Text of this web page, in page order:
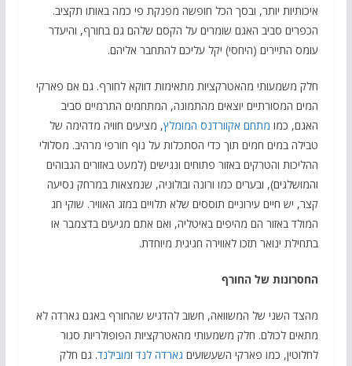
איכותיות יותר, ובסך הכל חופשה מפנקת פי כמה באותו תקציב.
הכפרים סביב האגם שומרים על הקסם שלהם גם בחורף, והיעדר
עומס התיירים (היחסי) יקל עליכם להתחבר אליהם.
חלק משמעותי מהאטרקציות מתאימות דווקא לחורף. גם אם פארקי
המים המסורתיים יוצאים מהתמונה, המתחמים התרמיים סביב
האגם, כמו מתחם אקוורדנס המומלץ, מציעים חוויה מדהימה של
טבילה במים חמים תוך כדי הסתכלות על נוף חורפי מרהיב. מסלולי
ההליכות והטרקים באזור פתוחים ונגישים (למעט באזורים הגבוהים
והמושלגים), ובערים כמו ורונה ובולוניה, שנמצאות במרחק נסיעה
קצר, יש חיים עירוניים תוססים שלא תלויים במזג האוויר. שוקי חג
המולד באזור הם מהיפים באיטליה, ואם אתם מגיעים בדצמבר או
בתחילת ינואר תזכו לאווירה חגיגית מיוחדת.
החסרונות של החורף
מהצד השני של המשוואה, חשוב להדגיש שהחורף באגם גארדה לא
מתאים לכולם. חלק משמעותי מהאטרקציות הפופולריות סגור
לחלוטין, כמו פארקי השעשועים גארדה לנדומובילנד. גם חלק